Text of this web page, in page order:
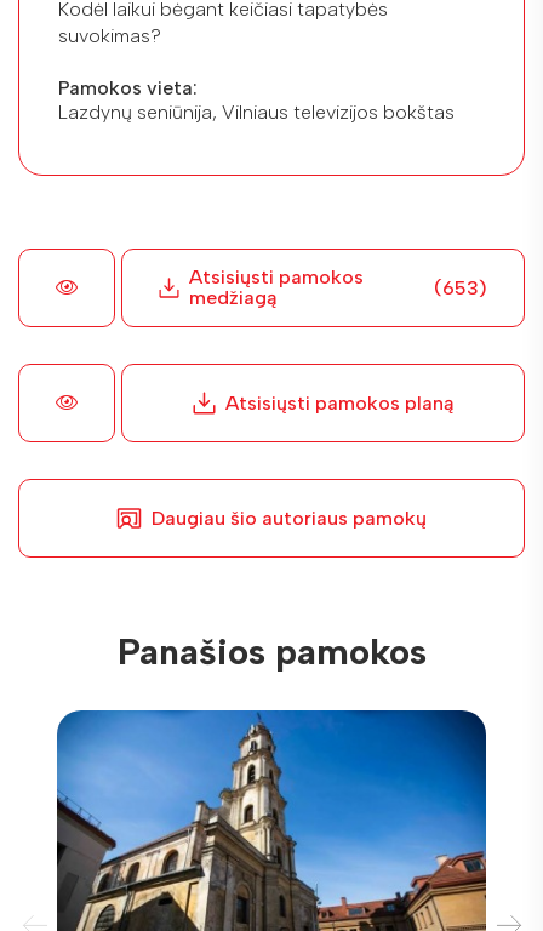
Kodėl laikui bėgant keičiasi tapatybės
suvokimas?
Pamokos vieta:
Lazdynų seniūnija, Vilniaus televizijos bokštas
Atsisiųsti pamokos
medžiagą
(653)
Atsisiųsti pamokos planą
Daugiau šio autoriaus pamokų
Panašios pamokos